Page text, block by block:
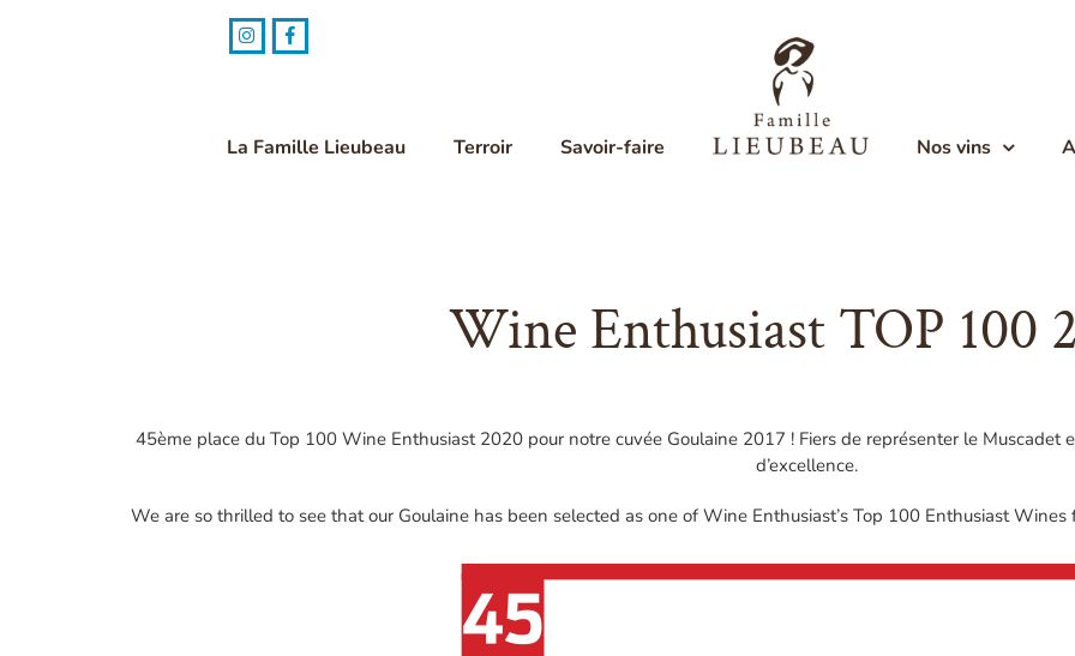
La Famille Lieubeau Terroir Savoir-faire Nos vins
Wine Enthusiast TOP 100
45ème place du Top 100 Wine Enthusiast 2020 pour notre cuvée Goulaine 2017 ! Fiers de représenter le Muscadet
d’excellence.
We are so thrilled to see that our Goulaine has been selected as one of Wine Enthusiast’s Top 100 Enthusiast